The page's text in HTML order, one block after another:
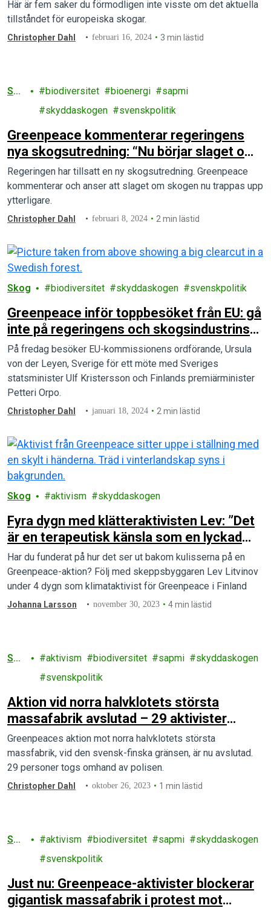
Här är fem saker du förmodligen inte visste om det aktuella
tillståndet för europeiska skogar.
Christopher Dahl februari 16, 2024 3 min lästid
Sko
biodiversitet bioenergi
sapmi
skyddaskogen
svenskpolitik
Greenpeace kommenterar regeringens
nya skogsutredning: “Nu börjar slaget om
skogen på allvar”
Regeringen har tillsatt en ny skogsutredning. Greenpeace
kommenterar och anser att slaget om skogen nu trappas upp
ytterligare.
Christopher Dahl februari 8, 2024 2 min lästid
Skog biodiversitet skyddaskogen svenskpolitik
Greenpeace inför toppbesöket från EU: gå
inte på regeringens och skogsindustrins
lögner
På fredag besöker EU-kommissionens ordförande, Ursula
von der Leyen, Sverige för ett möte med Sveriges
statsminister Ulf Kristersson och Finlands premiärminister
Petteri Orpo.
Christopher Dahl januari 18, 2024 2 min lästid
Skog aktivism skyddaskogen
Fyra dygn med klätteraktivisten Lev: ”Det
är en terapeutisk känsla som en lyckad
aktion ger.”
Har du funderat på hur det ser ut bakom kulisserna på en
Greenpeace-aktion? Följ med skeppsbyggaren Lev Litvinov
under 4 dygn som klimataktivist för Greenpeace i Finland
Johanna Larsson november 30, 2023 4 min lästid
Sko
aktivism biodiversitet sapmi
skyddaskogen
svenskpolitik
Aktion vid norra halvklotets största
massafabrik avslutad – 29 aktivister
omhändertogs av polis
Greenpeaces aktion mot norra halvklotets största
massfabrik, vid den svensk-finska gränsen, är nu avslutad.
29 personer togs omhand av polisen.
Christopher Dahl oktober 26, 2023 1 min lästid
Sko
aktivism biodiversitet sapmi
skyddaskogen
svenskpolitik
Just nu: Greenpeace-aktivister blockerar
gigantisk massafabrik i protest mot